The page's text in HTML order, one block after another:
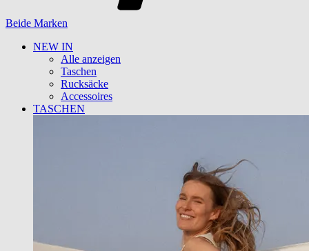
Beide Marken
NEW IN
Alle anzeigen
Taschen
Rucksäcke
Accessoires
TASCHEN